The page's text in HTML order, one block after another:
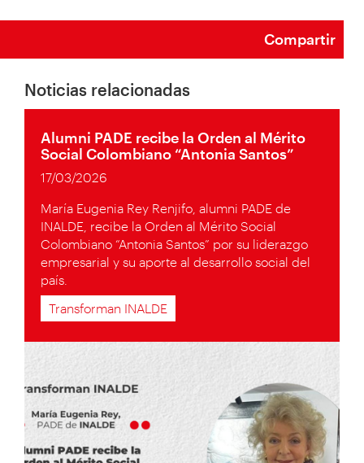
Compartir
Noticias relacionadas
Alumni PADE recibe la Orden al Mérito
Social Colombiano “Antonia Santos”
17/03/2026
María Eugenia Rey Renjifo, alumni PADE de
INALDE, recibe la Orden al Mérito Social
Colombiano “Antonia Santos” por su liderazgo
empresarial y su aporte al desarrollo social del
país.
Transforman INALDE